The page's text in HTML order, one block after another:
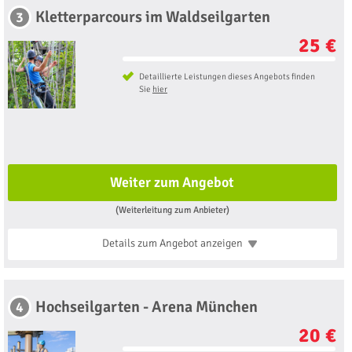
3 Kletterparcours im Waldseilgarten
25 €
Detaillierte Leistungen dieses Angebots finden
Sie hier
Weiter zum Angebot
(Weiterleitung zum Anbieter)
Details zum Angebotanzeigen
4 Hochseilgarten - Arena München
20 €